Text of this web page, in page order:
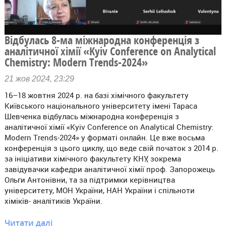
Відбулась 8-ма міжнародна конференція з
аналітичної хімії «Kyiv Conference on Analytical
Chemistry: Modern Trends-2024»
21 жов 2024, 23:29
16–18 жовтня 2024 р. на базі хімічного факультету
Київського національного університету імені Тараса
Шевченка відбулась міжнародна конференція з
аналітичної хімії «Kyiv Conference on Analytical Chemistry:
Modern Trends-2024» у форматі онлайн. Це вже восьма
конференція з цього циклу, що веде свій початок з 2014 р.
за ініціативи хімічного факультету КНУ, зокрема
завідувачки кафедри аналітичної хімії проф. Запорожець
Ольги Антонівни, та за підтримки керівництва
університету, МОН України, НАН України і спільноти
хіміків- аналітиків України.
Читати далі